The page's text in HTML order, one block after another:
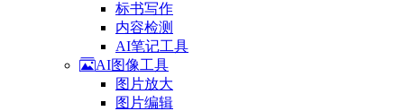
标书写作
内容检测
AI笔记工具
AI图像工具
图片放大
图片编辑